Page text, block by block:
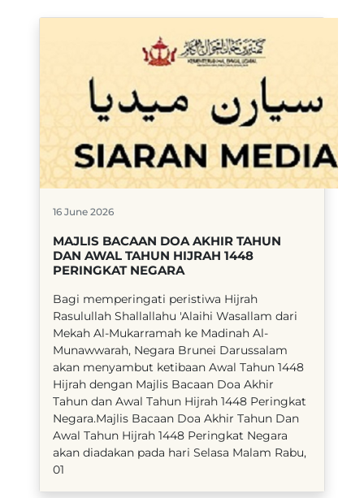
16 June 2026
MAJLIS BACAAN DOA AKHIR TAHUN
DAN AWAL TAHUN HIJRAH 1448
PERINGKAT NEGARA
​Bagi memperingati peristiwa Hijrah
Rasulullah Shallallahu 'Alaihi Wasallam dari
Mekah Al-Mukarramah ke Madinah Al-
Munawwarah, Negara Brunei Darussalam
akan menyambut ketibaan Awal Tahun 1448
Hijrah dengan Majlis Bacaan Doa Akhir
Tahun dan Awal Tahun Hijrah 1448 Peringkat
Negara.Majlis Bacaan Doa Akhir Tahun Dan
Awal Tahun Hijrah 1448 Peringkat Negara
akan diadakan pada hari Selasa Malam Rabu,
01